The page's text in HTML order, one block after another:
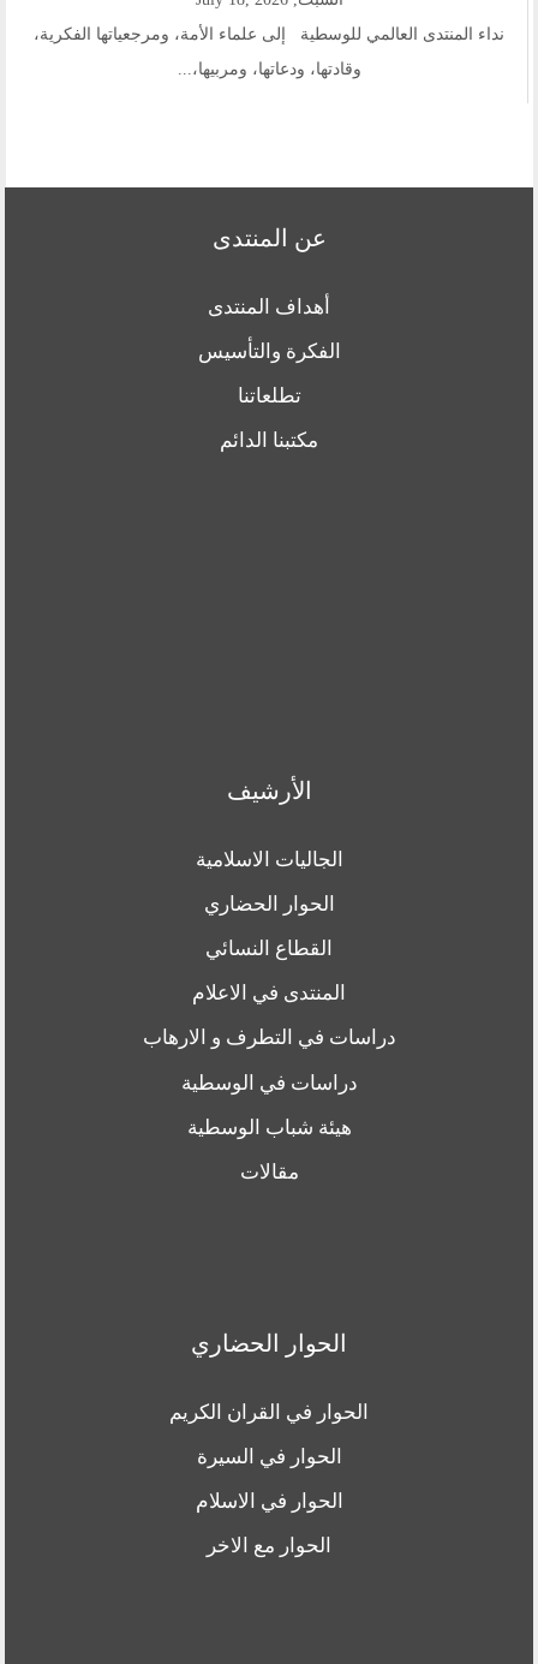
نداء المنتدى العالمي للوسطية إلى علماء الأمة، ومرجعياتها الفكرية،
وقادتها، ودعاتها، ومربيها،...
عن المنتدى
أهداف المنتدى
الفكرة والتأسيس
تطلعاتنا
مكتبنا الدائم
الأرشيف
الجاليات الاسلامية
الحوار الحضاري
القطاع النسائي
المنتدى في الاعلام
دراسات في التطرف و الارهاب
دراسات في الوسطية
هيئة شباب الوسطية
مقالات
الحوار الحضاري
الحوار في القران الكريم
الحوار في السيرة
الحوار في الاسلام
الحوار مع الاخر